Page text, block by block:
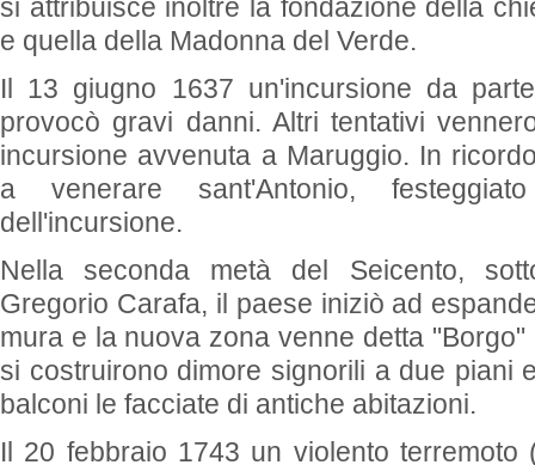
si attribuisce inoltre la fondazione della
e quella della Madonna del Verde.
Il 13 giugno 1637 un'incursione da
provocò gravi danni. Altri tentativi
incursione avvenuta a Maruggio. In
a venerare sant'Antonio,
dell'incursione.
Nella seconda metà del Seicento,
Gregorio Carafa, il paese iniziò ad
mura e la nuova zona venne detta
si costruirono dimore signorili a due piani
balconi le facciate di antiche abitazioni.
Il 20 febbraio 1743 un violento terremoto